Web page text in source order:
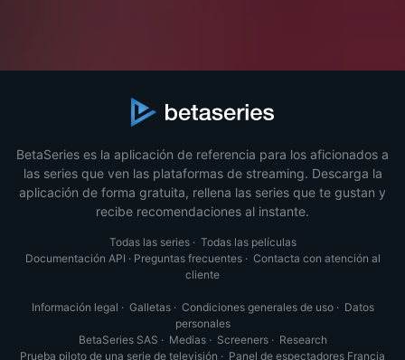
BetaSeries es la aplicación de referencia para los aficionados a
las series que ven las plataformas de streaming. Descarga la
aplicación de forma gratuita, rellena las series que te gustan y
recibe recomendaciones al instante.
Todas las series· Todas las películas
Documentación API · Preguntas frecuentes· Contacta con atención al
cliente
Información legal · Galletas· Condiciones generales de uso· Datos
personales
BetaSeries SAS · Medias· Screeners· Research
Prueba piloto de una serie de televisión · Panel de espectadores Francia